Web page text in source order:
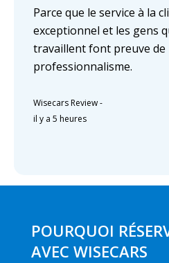
Parce que le service à la
exceptionnel et les gens
travaillent font preuve de
professionnalisme.
Wisecars Review-
il y a 5 heures
POURQUOI
AVEC WISECARS